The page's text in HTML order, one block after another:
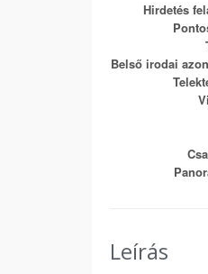
Hirdetés
Belső irodai
Leírás